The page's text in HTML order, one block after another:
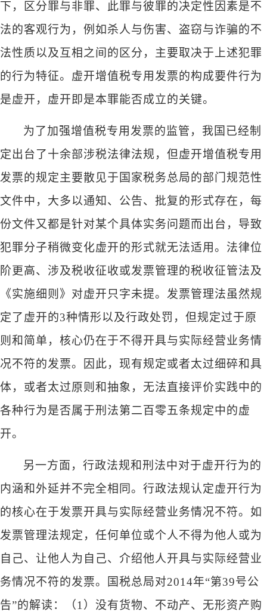
下，区分罪与非罪、此罪与彼罪的决定性因素是不
法的客观行为，例如杀人与伤害、盗窃与诈骗的不
法性质以及互相之间的区分，主要取决于上述犯罪
的行为特征。虚开增值税专用发票的构成要件行为
是虚开，虚开即是本罪能否成立的关键。
为了加强增值税专用发票的监管，我国已经制
定出台了十余部涉税法律法规，但虚开增值税专用
发票的规定主要散见于国家税务总局的部门规范性
文件中，大多以通知、公告、批复的形式存在，每
份文件又都是针对某个具体实务问题而出台，导致
犯罪分子稍微变化虚开的形式就无法适用。法律位
阶更高、涉及税收征收或发票管理的税收征管法及
《实施细则》对虚开只字未提。发票管理法虽然规
定了虚开的3种情形以及行政处罚，但规定过于原
则和简单，核心仍在于不得开具与实际经营业务情
况不符的发票。因此，现有规定或者太过细碎和具
体，或者太过原则和抽象，无法直接评价实践中的
各种行为是否属于刑法第二百零五条规定中的虚
开。
另一方面，行政法规和刑法中对于虚开行为的
内涵和外延并不完全相同。行政法规认定虚开行为
的核心在于发票开具与实际经营业务情况不符。如
发票管理法规定，任何单位或个人不得为他人或为
自己、让他人为自己、介绍他人开具与实际经营业
务情况不符的发票。国税总局对2014年“第39号公
告”的解读：（1）没有货物、不动产、无形资产购